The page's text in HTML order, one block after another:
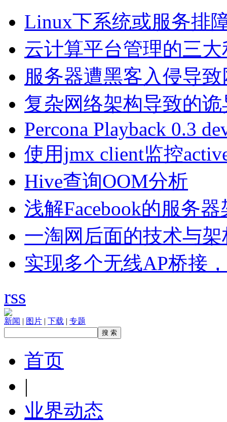
Linux下系统或服务排
云计算平台管理的三大
服务器遭黑客入侵导
复杂网络架构导致的
Percona Playback 0.3
使用jmx client监控
Hive查询OOM分析
浅解Facebook的服务器
一淘网后面的技术与架
实现多个无线AP桥接
rss
新闻 | 图片 | 下载 | 专题
首页
|
业界动态